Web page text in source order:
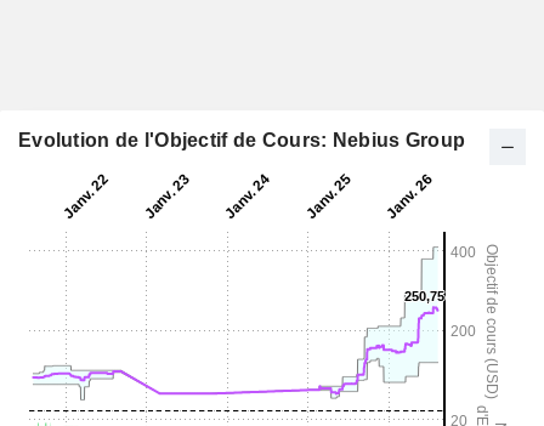
Evolution de l'Objectif de Cours: Nebius Group